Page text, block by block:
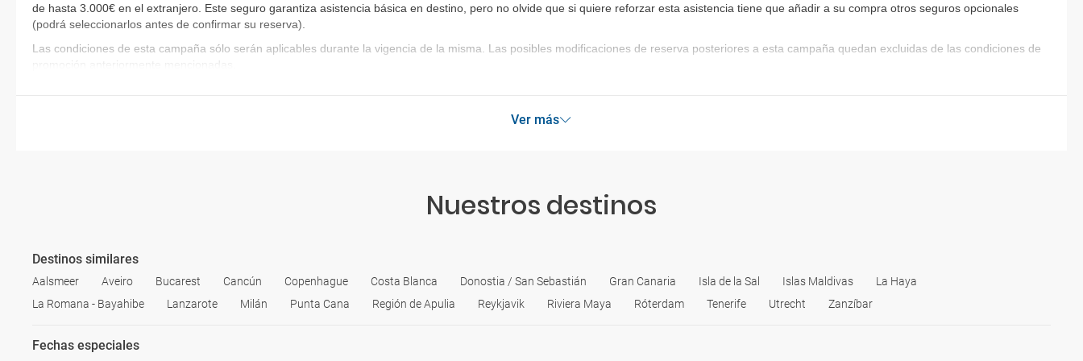
marítima, los que no desean viajar en avión o quieren viajar con su propio coche pueden optar por este medio de transporte.
CIRCUITOS TURÍSTICOS
de hasta 3.000€ en el extranjero. Este seguro garantiza asistencia básica en destino, pero no olvide que si quiere reforzar esta asistencia tiene que añadir a su compra otros seguros opcionales
(podrá seleccionarlos antes de confirmar su reserva)
Las condiciones de esta campaña sólo serán aplicables durante la vigencia de la misma. Las posibles modificaciones de reserva posteriores a esta campaña quedan excluidas de las condiciones de
promoción anteriormente mencionadas.
Ver más
Nuestros destinos
Destinos similares
Aalsmeer Aveiro Bucarest Cancún Copenhague Costa Blanca Donostia / San Sebastián Gran Canaria Isla de la Sal Islas Maldivas
La Haya
La Romana - Bayahibe
Lanzarote Milán Punta Cana Región de Apulia Reykjavik Riviera Maya Róterdam Tenerife Utrecht Zanzíbar
Fechas especiales